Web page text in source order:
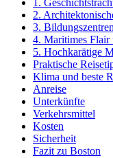
1.
2.
3.
4. Maritimes Flair
5. Hochkarätige
Praktische
Klima und beste
Anreise
Unterkünfte
Verkehrsmittel
Kosten
Sicherheit
Fazit zu Boston